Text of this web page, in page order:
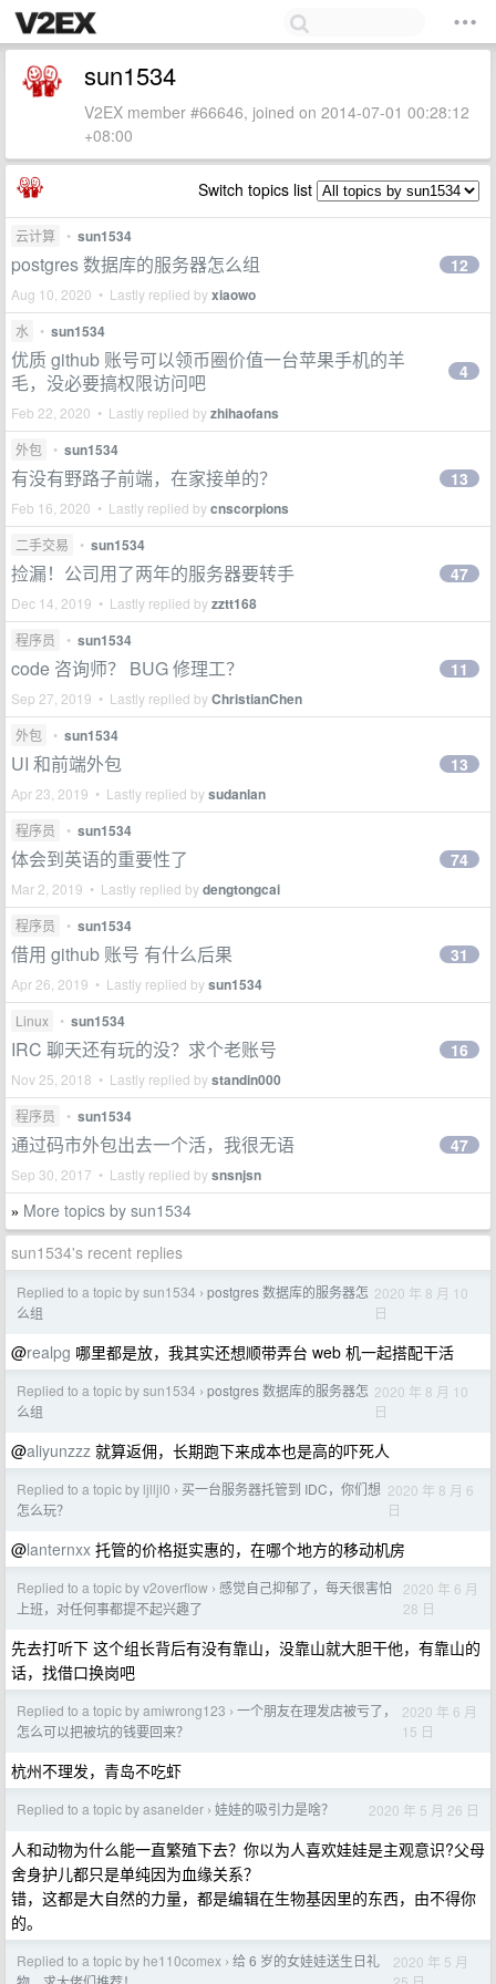
sun1534
V2EX member #66646, joined on 2014-07-01 00:28:12
+08:00
Switch topics list
云计算 • sun1534
postgres 数据库的服务器怎么组
Aug 10, 2020 • Lastly replied byxiaowo
12
水 • sun1534
优质 github 账号可以领币圈价值一台苹果手机的羊
毛，没必要搞权限访问吧
Feb 22, 2020 • Lastly replied byzhihaofans
4
外包 • sun1534
有没有野路子前端，在家接单的？
Feb 16, 2020 • Lastly replied bycnscorpions
13
二手交易 • sun1534
捡漏！公司用了两年的服务器要转手
Dec 14, 2019 • Lastly replied byzztt168
47
程序员 • sun1534
code 咨询师？ BUG 修理工？
Sep 27, 2019 • Lastly replied byChristianChen
11
外包 • sun1534
UI 和前端外包
Apr 23, 2019 • Lastly replied bysudanlan
13
程序员 • sun1534
体会到英语的重要性了
Mar 2, 2019 • Lastly replied bydengtongcai
74
程序员 • sun1534
借用 github 账号 有什么后果
Apr 26, 2019 • Lastly replied bysun1534
31
Linux • sun1534
IRC 聊天还有玩的没？求个老账号
Nov 25, 2018 • Lastly replied bystandin000
16
程序员 • sun1534
通过码市外包出去一个活，我很无语
Sep 30, 2017 • Lastly replied bysnsnjsn
47
» More topics by sun1534
sun1534's recent replies
Replied to a topic by sun1534 › postgres 数据库的服务器怎
么组
2020 年 8 月 10
日
@realpg 哪里都是放，我其实还想顺带弄台 web 机一起搭配干活
Replied to a topic by sun1534 › postgres 数据库的服务器怎
么组
2020 年 8 月 10
日
@aliyunzzz 就算返佣，长期跑下来成本也是高的吓死人
Replied to a topic by ljlljl0 › 买一台服务器托管到 IDC，你们想
怎么玩？
2020 年 8 月 6
日
@lanternxx 托管的价格挺实惠的，在哪个地方的移动机房
Replied to a topic by v2overflow › 感觉自己抑郁了，每天很害怕
上班，对任何事都提不起兴趣了
2020 年 6 月
28 日
先去打听下 这个组长背后有没有靠山，没靠山就大胆干他，有靠山的
话，找借口换岗吧
Replied to a topic by amiwrong123 › 一个朋友在理发店被亏了，
怎么可以把被坑的钱要回来？
2020 年 6 月
15 日
杭州不理发，青岛不吃虾
Replied to a topic by asanelder › 娃娃的吸引力是啥？ 2020 年 5 月 26 日
人和动物为什么能一直繁殖下去？你以为人喜欢娃娃是主观意识?父母
舍身护儿都只是单纯因为血缘关系？
错，这都是大自然的力量，都是编辑在生物基因里的东西，由不得你
的。
Replied to a topic by he110comex › 给 6 岁的女娃娃送生日礼
2020 年 5 月